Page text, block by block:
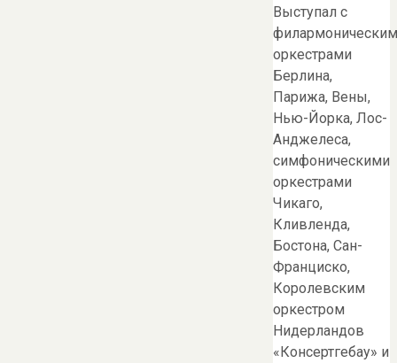
Выступал с
оркестрами
Берлина,
Парижа, Вены,
Нью-Йорка, Лос-
Анджелеса,
симфоническими
оркестрами
Чикаго,
Кливленда,
Бостона, Сан-
Франциско,
Королевским
оркестром
Нидерландов
«Консертгебау» и